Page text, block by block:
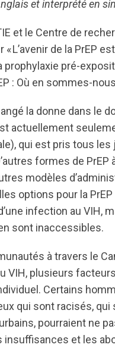
et interprété en
et le Centre de
L’avenir de la PrEP
prophylaxie pré-
: Où en sommes-
la donne dans le
actuellement
qui est pris tous
formes de
modèles
options pour la
infection au VIH,
sont inaccessibles.
à travers le
VIH, plusieurs
Certains
qui sont racisés, qui
pourraient ne
et les